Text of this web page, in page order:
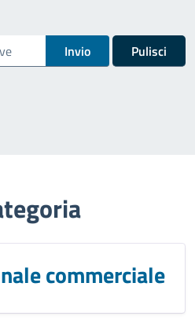
Invio Pulisci
commerciale